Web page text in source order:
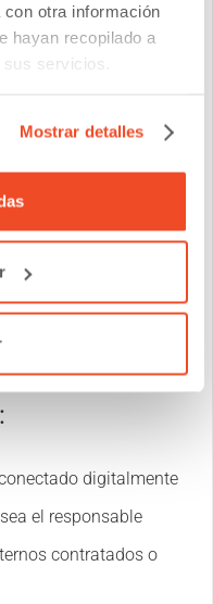
otra información
hayan recopilado a
servicios.
Mostrar detalles
diarias.
el primer
. Una buena
innecesarias;
contactar si
digitalmente
el responsable
contratados o